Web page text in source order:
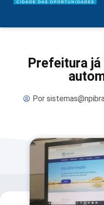
Prefeitura
Por